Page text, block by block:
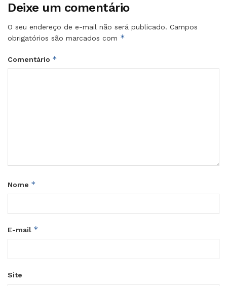
Deixe um comentário
O seu endereço de e-mail não será publicado. Campos
obrigatórios são marcados com *
Comentário *
Nome *
E-mail *
Site